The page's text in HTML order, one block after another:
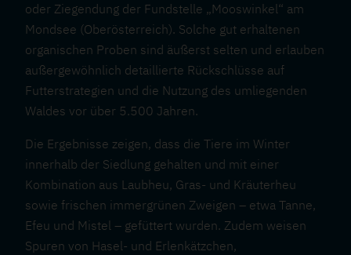
oder Ziegendung der Fundstelle „Mooswinkel“ am
Mondsee (Oberösterreich). Solche gut erhaltenen
organischen Proben sind äußerst selten und erlauben
außergewöhnlich detaillierte Rückschlüsse auf
Futterstrategien und die Nutzung des umliegenden
Waldes vor über 5.500 Jahren.
Die Ergebnisse zeigen, dass die Tiere im Winter
innerhalb der Siedlung gehalten und mit einer
Kombination aus Laubheu, Gras- und Kräuterheu
sowie frischen immergrünen Zweigen – etwa Tanne,
Efeu und Mistel – gefüttert wurden. Zudem weisen
Spuren von Hasel- und Erlenkätzchen,